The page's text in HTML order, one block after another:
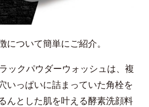
について簡単にご紹介。
ックパウダーウォッシュは、複
いっぱいに詰まっていた角栓を
んとした肌を叶える酵素洗顔料